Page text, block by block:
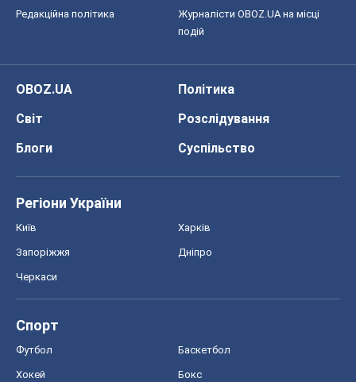
Редакційна політика
Журналісти OBOZ.UA на місці
подій
OBOZ.UA
Політика
Світ
Розслідування
Блоги
Суспільство
Регіони України
Київ Харків
Запоріжжя Дніпро
Черкаси
Спорт
Футбол Баскетбол
Хокей Бокс